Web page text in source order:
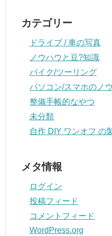
カテゴリー
ドライブ / 車の写真
ノウハウと豆?知識
バイク/ツーリング
パソコン/スマホのノ
整備手帳的なやつ
未分類
自作 DIY ワンオフ の
メタ情報
ログイン
投稿フィード
コメントフィード
WordPress.org